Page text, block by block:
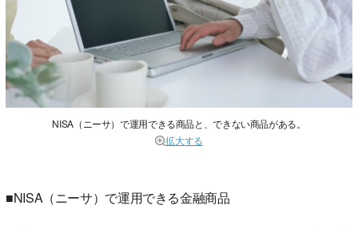
NISA（ニーサ）で運用できる商品と、できない商品がある。
拡大する
■NISA（ニーサ）で運用できる金融商品